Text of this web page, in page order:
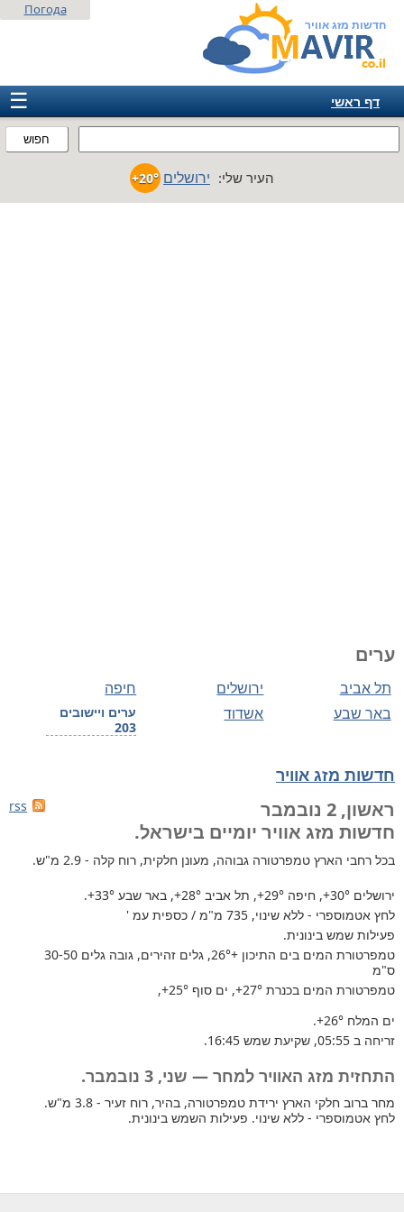
חדשות מזג אוויר
חפוש
Погода
☰
דף ראשי
אמריקה
העיר שלי: ירושלים +20°
ערים
חיפה ירושלים תל אביב
ערים ויישובים
203
אשדוד באר שבע
חדשות מזג אוויר
rss
ראשון, 2 נובמבר
חדשות מזג אוויר יומיים בישראל.
בכל רחבי הארץ טמפרטורה גבוהה, מעונן חלקית, רוח קלה - 2.9 מ"ש.
ירושלים +30°, חיפה +29°, תל אביב +28°, באר שבע +33°
.
לחץ אטמוספרי - ללא שינוי, 735 מ"מ / כספית עמ '
פעילות שמש בינונית.
טמפרטורת המים בים התיכון +26°
, גלים זהירים, גובה גלים 30-50
ס"מ
טמפרטורת המים בכנרת +27°, ים סוף +25°
,
ים המלח +26°
.
זריחה ב 05:55, שקיעת שמש 16:45.
התחזית מזג האוויר למחר — שני, 3 נובמבר.
מחר ברוב חלקי הארץ ירידת טמפרטורה, בהיר, רוח זעיר - 3.8 מ"ש.
לחץ אטמוספרי - ללא שינוי. פעילות השמש בינונית.